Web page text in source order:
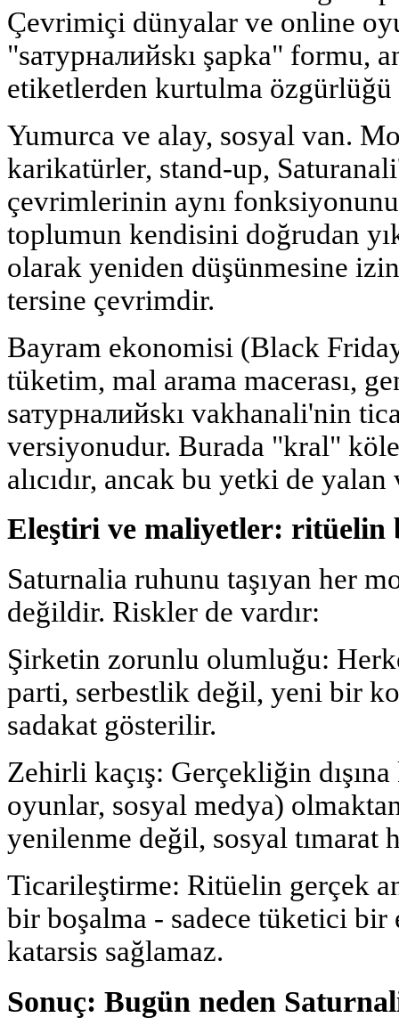
Çevrimiçi dünyalar ve online
"sатурналийskı şapka" formu,
etiketlerden kurtulma özgürlüğü
Yumurca ve alay, sosyal van.
karikatürler, stand-up,
çevrimlerinin aynı
toplumun kendisini doğrudan
olarak yeniden düşünmesine
tersine çevrimdir.
Bayram ekonomisi (Black
tüketim, mal arama macerası,
sатурналийskı vakhanali'nin
versiyonudur. Burada "kral"
alıcıdır, ancak bu yetki de yalan
Eleştiri ve maliyetler: ritüelin
Saturnalia ruhunu taşıyan her
değildir. Riskler de vardır:
Şirketin zorunlu olumluğu:
parti, serbestlik değil, yeni bir
sadakat gösterilir.
Zehirli kaçış: Gerçekliğin
oyunlar, sosyal medya)
yenilenme değil, sosyal tımarat
Ticarileştirme: Ritüelin gerçek
bir boşalma - sadece tüketici
katarsis sağlamaz.
Sonuç: Bugün neden